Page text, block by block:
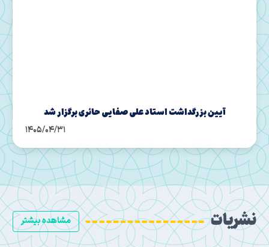
آیین بزرگداشت استاد علی صفایی‌ حائری برگزار شد
1405/04/31
مشاهده بیشتر نشریات